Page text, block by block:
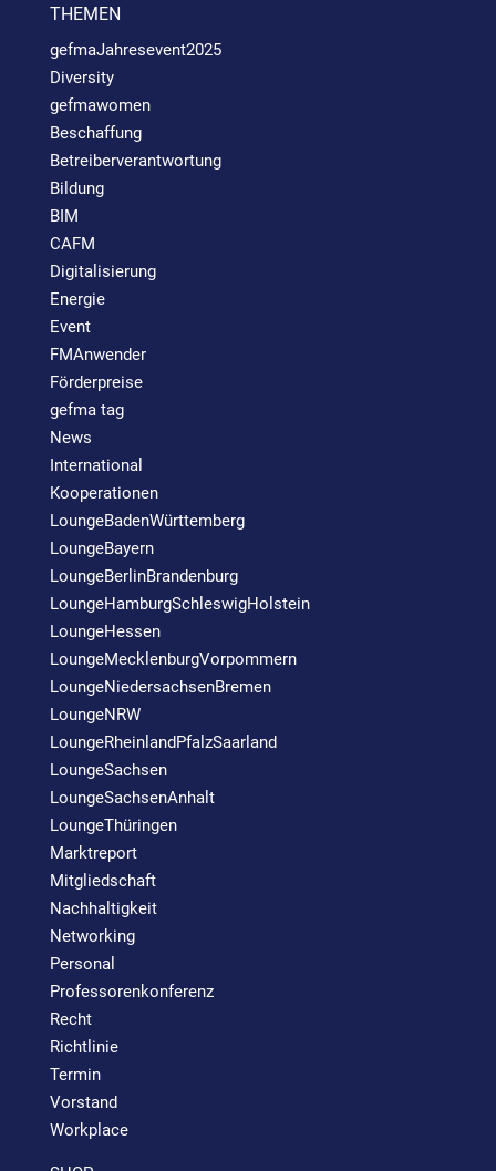
THEMEN
gefmaJahresevent2025
Diversity
gefmawomen
Beschaffung
Betreiberverantwortung
Bildung
BIM
CAFM
Digitalisierung
Energie
Event
FMAnwender
Förderpreise
gefma tag
News
International
Kooperationen
LoungeBadenWürttemberg
LoungeBayern
LoungeBerlinBrandenburg
LoungeHamburgSchleswigHolstein
LoungeHessen
LoungeMecklenburgVorpommern
LoungeNiedersachsenBremen
LoungeNRW
LoungeRheinlandPfalzSaarland
LoungeSachsen
LoungeSachsenAnhalt
LoungeThüringen
Marktreport
Mitgliedschaft
Nachhaltigkeit
Networking
Personal
Professorenkonferenz
Recht
Richtlinie
Termin
Vorstand
Workplace